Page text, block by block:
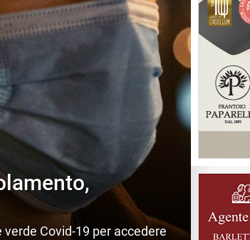
Covid-19 per accedere